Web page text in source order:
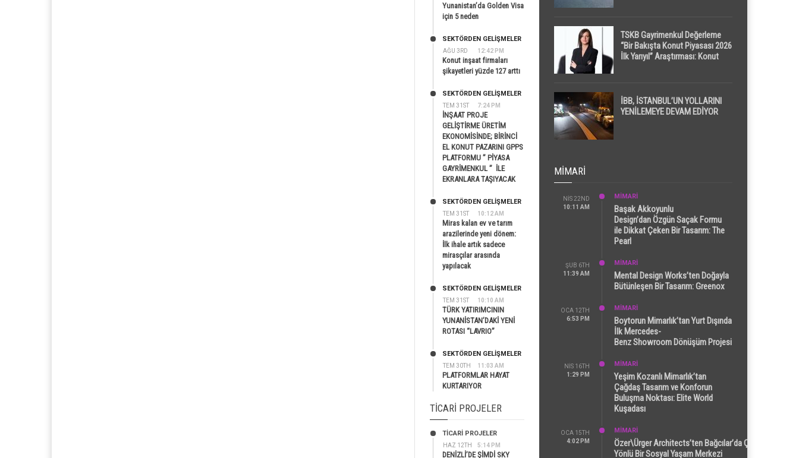
Yunanistan’da Golden Visa
için 5 neden
AĞU 3RD 12:42 PM
SEKTÖRDEN GELIŞMELER
Konut inşaat firmaları
şikayetleri yüzde 127 arttı
TEM 31ST 7:24 PM
SEKTÖRDEN GELIŞMELER
İNŞAAT PROJE
GELİŞTİRME ÜRETİM
EKONOMİSİNDE; BİRİNCİ
EL KONUT PAZARINI GPPS
PLATFORMU ” PİYASA
GAYRİMENKUL ” İLE
EKRANLARA TAŞIYACAK
TEM 31ST 10:12 AM
SEKTÖRDEN GELIŞMELER
Miras kalan ev ve tarım
arazilerinde yeni dönem:
İlk ihale artık sadece
mirasçılar arasında
yapılacak
TEM 31ST 10:10 AM
SEKTÖRDEN GELIŞMELER
TÜRK YATIRIMCININ
YUNANİSTAN’DAKİ YENİ
ROTASI “LAVRIO”
TEM 30TH 11:03 AM
SEKTÖRDEN GELIŞMELER
PLATFORMLAR HAYAT
KURTARIYOR
TICARI PROJELER
HAZ 12TH 5:14 PM
TİCARİ PROJELER
DENİZLİ’DE ŞİMDİ SKY
TSKB Gayrimenkul Değerleme
“Bir Bakışta Konut Piyasası 2026
İlk Yarıyıl” Araştırması: Konut
Dikkat Çekti
İBB, İSTANBUL’UN YOLLARINI
YENİLEMEYE DEVAM EDİYOR
MIMARI
NIS 22ND
10:11 AM
MİMARİ
Başak Akkoyunlu
Design’dan Özgün Saçak Formu
ile Dikkat Çeken Bir Tasarım: The
Pearl
ŞUB 6TH
11:39 AM
MİMARİ
Mental Design Works’ten Doğayla
Bütünleşen Bir Tasarım: Greenox
OCA 12TH
6:53 PM
MİMARİ
Boytorun Mimarlık’tan Yurt Dışında
İlk Mercedes-
Benz Showroom Dönüşüm Projesi
NIS 16TH
1:29 PM
MİMARİ
Yeşim Kozanlı Mimarlık’tan
Çağdaş Tasarım ve Konforun
Buluşma Noktası: Elite World
Kuşadası
OCA 15TH
4:02 PM
MİMARİ
Özer\Ürger Architects’ten Bağcılar’da Çok
Yönlü Bir Sosyal Yaşam Merkezi